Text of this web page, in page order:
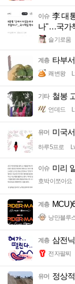
이슈 李 대
나"…국가
슬기로움
계층 타부
쾌변왕
기타 철봉
언데드
유머 미국
하루5프로
이슈 미리
호박이쪼아요
계층
낭만블루
계층 삼전
전자팔찌
유머 정상